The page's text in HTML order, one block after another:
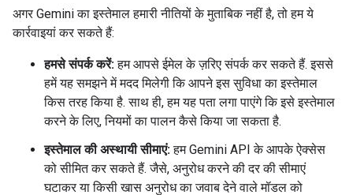
अगर Gemini का इस्तेमाल हमारी नीतियों के मुताबिक नहीं है, तो हम ये
कार्रवाइयां कर सकते हैं:
हमसे संपर्क करें:हम आपसे ईमेल के ज़रिए संपर्क कर सकते हैं. इससे
हमें यह समझने में मदद मिलेगी कि आपने इस सुविधा का इस्तेमाल
किस तरह किया है. साथ ही, हम यह पता लगा पाएंगे कि इसे इस्तेमाल
करने के लिए, नियमों का पालन कैसे किया जा सकता है.
इस्तेमाल की अस्थायी सीमाएं:हम Gemini API के आपके ऐक्सेस
को सीमित कर सकते हैं. जैसे, अनुरोध करने की दर की सीमाएं
घटाकर या किसी खास अनुरोध का जवाब देने वाले मॉडल को